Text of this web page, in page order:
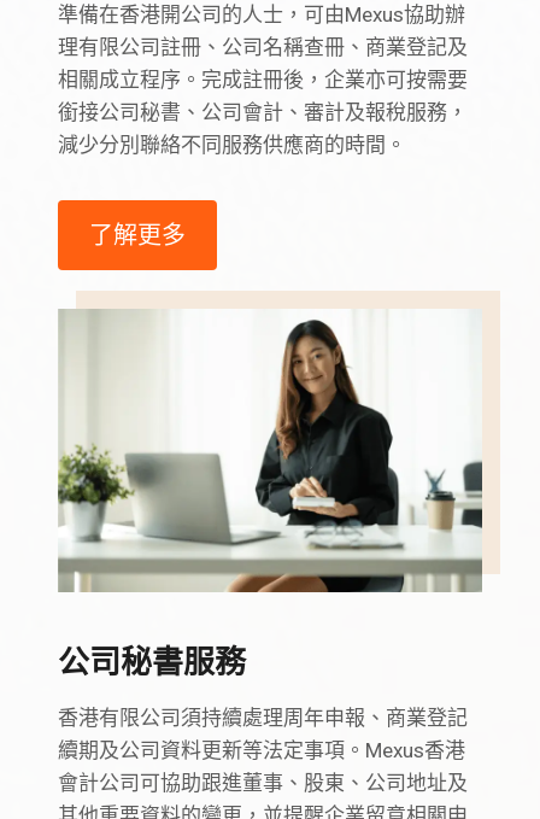
準備在香港開公司的人士，可由Mexus協助辦
理有限公司註冊、公司名稱查冊、商業登記及
相關成立程序。完成註冊後，企業亦可按需要
銜接公司秘書、公司會計、審計及報稅服務，
減少分別聯絡不同服務供應商的時間。
了解更多
公司秘書服務
香港有限公司須持續處理周年申報、商業登記
續期及公司資料更新等法定事項。Mexus香港
會計公司可協助跟進董事、股東、公司地址及